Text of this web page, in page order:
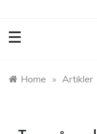
Home » Artikler